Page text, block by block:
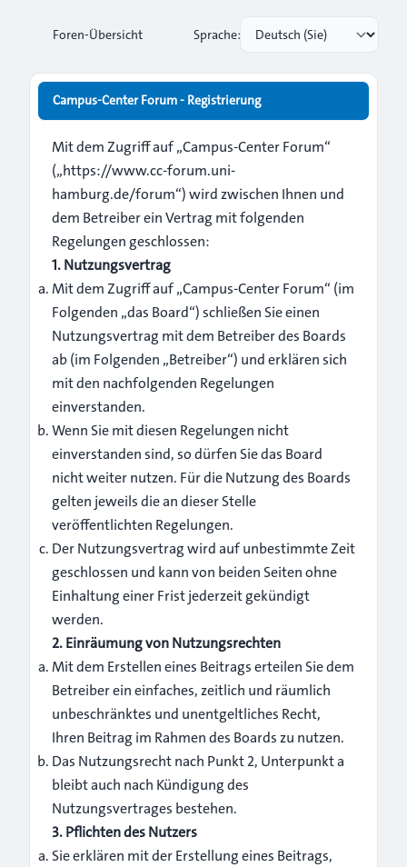
Foren-Übersicht Sprache:
Campus-Center Forum - Registrierung
Mit dem Zugriff auf „Campus-Center Forum“
(„https://www.cc-forum.uni-
hamburg.de/forum“) wird zwischen Ihnen und
dem Betreiber ein Vertrag mit folgenden
Regelungen geschlossen:
1. Nutzungsvertrag
Mit dem Zugriff auf „Campus-Center Forum“ (im
Folgenden „das Board“) schließen Sie einen
Nutzungsvertrag mit dem Betreiber des Boards
ab (im Folgenden „Betreiber“) und erklären sich
mit den nachfolgenden Regelungen
einverstanden.
Wenn Sie mit diesen Regelungen nicht
einverstanden sind, so dürfen Sie das Board
nicht weiter nutzen. Für die Nutzung des Boards
gelten jeweils die an dieser Stelle
veröffentlichten Regelungen.
Der Nutzungsvertrag wird auf unbestimmte Zeit
geschlossen und kann von beiden Seiten ohne
Einhaltung einer Frist jederzeit gekündigt
werden.
2. Einräumung von Nutzungsrechten
Mit dem Erstellen eines Beitrags erteilen Sie dem
Betreiber ein einfaches, zeitlich und räumlich
unbeschränktes und unentgeltliches Recht,
Ihren Beitrag im Rahmen des Boards zu nutzen.
Das Nutzungsrecht nach Punkt 2, Unterpunkt a
bleibt auch nach Kündigung des
Nutzungsvertrages bestehen.
3. Pflichten des Nutzers
Sie erklären mit der Erstellung eines Beitrags,